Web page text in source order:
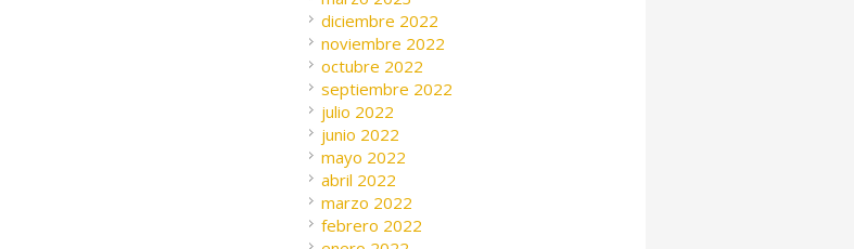
diciembre 2022
noviembre 2022
octubre 2022
septiembre 2022
julio 2022
junio 2022
mayo 2022
abril 2022
marzo 2022
febrero 2022